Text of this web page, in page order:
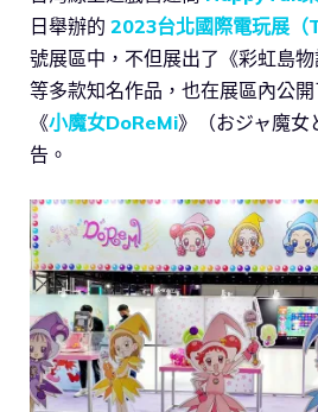
日舉辦的 2023台北國際電玩展（
號展區中，不但展出了《彩虹島物
等多款知名作品，也在展區內公
《小魔女DoReMi》（おジャ魔女
告。